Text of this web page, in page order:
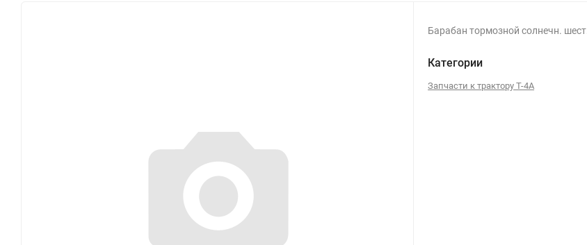
Барабан тормозной солнечн.
Категории
Запчасти к трактору Т-4А